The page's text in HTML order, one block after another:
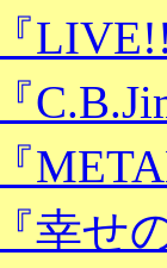
『
『
『
『幸せ